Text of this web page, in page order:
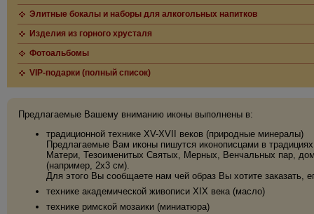
Элитные бокалы и наборы для алкогольных напитков
Изделия из горного хрусталя
Фотоальбомы
VIP-подарки (полный список)
Предлагаемые Вашему вниманию иконы выполнены в:
традиционной технике XV-XVII веков (природные минералы)
Предлагаемые Вам иконы пишутся иконописцами в
Матери, Тезоименитых Святых, Мерных, Венчальных пар,
(например, 2х3 см).
Для этого Вы сообщаете нам чей образ Вы хотите заказать,
технике академической живописи XIX века (масло)
технике римской мозаики (миниатюра)